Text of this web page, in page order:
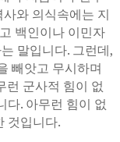
와 의식속에는 지
백인이나 이민자
말입니다. 그런데,
빼앗고 무시하며
런 군사적 힘이 없
다. 아무런 힘이 없
것입니다.